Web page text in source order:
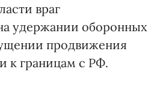
враг
удержании оборонных
продвижения
к границам с РФ.